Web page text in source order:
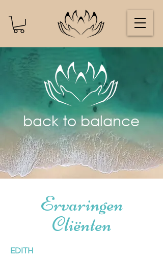
back to balance
Ervaringen
Cliënten
EDITH